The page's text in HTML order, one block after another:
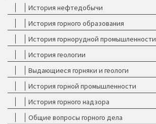
История нефтедобычи
История горного образования
История горнорудной промышленности
История геологии
Выдающиеся горняки и геологи
История горной промышленности
История горного надзора
Общие вопросы горного дела